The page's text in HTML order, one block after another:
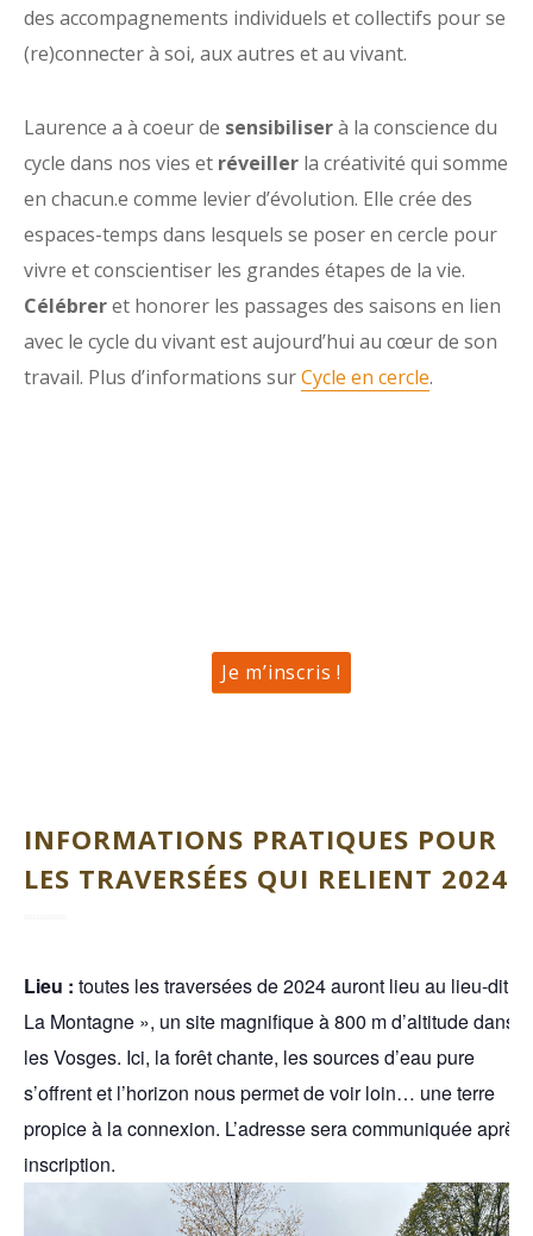
des accompagnements individuels et collectifs pour se
(re)connecter à soi, aux autres et au vivant.
Laurence a à coeur de sensibiliserà la conscience du
cycle dans nos vies et réveiller la créativité qui sommeille
en chacun.e comme levier d’évolution. Elle crée des
espaces-temps dans lesquels se poser en cercle pour
vivre et conscientiser les grandes étapes de la vie.
Célébreret honorer les passages des saisons en lien
avec le cycle du vivant est aujourd’hui au cœur de son
travail. Plus d’informations surCycle en cercle.
Je m’inscris !
INFORMATIONS PRATIQUES POUR
LES TRAVERSÉES QUI RELIENT 2024 :
Lieu : toutes les traversées de 2024 auront lieu au lieu-dit «
La Montagne », un site magnifique à 800 m d’altitude dans
les Vosges. Ici, la forêt chante, les sources d’eau pure
s’offrent et l’horizon nous permet de voir loin… une terre
propice à la connexion. L’adresse sera communiquée après
inscription.